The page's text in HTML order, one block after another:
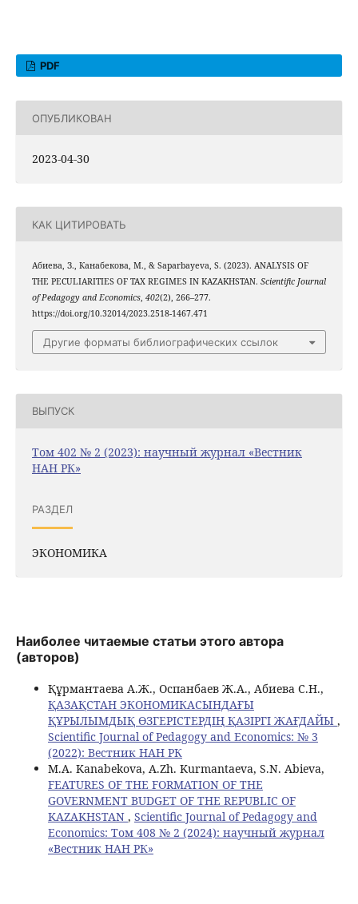
PDF
ОПУБЛИКОВАН
2023-04-30
КАК ЦИТИРОВАТЬ
Абиева, З., Канабекова, М., & Saparbayeva, S. (2023). ANALYSIS OF
THE PECULIARITIES OF TAX REGIMES IN KAZAKHSTAN. Scientific Journal
of Pedagogy and Economics, 402(2), 266–277.
https://doi.org/10.32014/2023.2518-1467.471
Другие форматы библиографических ссылок
ВЫПУСК
Том 402 № 2 (2023): научный журнал «Вестник
НАН РК»
РАЗДЕЛ
ЭКОНОМИКА
Наиболее читаемые статьи этого автора
(авторов)
Құрмантаева А.Ж., Оспанбаев Ж.А., Абиева С.Н.,
ҚАЗАҚСТАН ЭКОНОМИКАСЫНДАҒЫ
ҚҰРЫЛЫМДЫҚ ӨЗГЕРІСТЕРДІҢ ҚАЗІРГІ ЖАҒДАЙЫ ,
Scientific Journal of Pedagogy and Economics: № 3
(2022): Вестник НАН РК
M.A. Kanabekova, A.Zh. Kurmantaeva, S.N. Abieva,
FEATURES OF THE FORMATION OF THE
GOVERNMENT BUDGET OF THE REPUBLIC OF
KAZAKHSTAN , Scientific Journal of Pedagogy and
Economics: Том 408 № 2 (2024): научный журнал
«Вестник НАН РК»